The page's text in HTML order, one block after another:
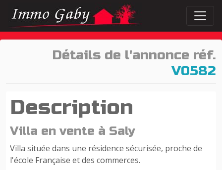
Détails de l'annonce réf.
V0582
Description
Villa en vente à Saly
Villa située dans une résidence sécurisée, proche de
l'école Française et des commerces.